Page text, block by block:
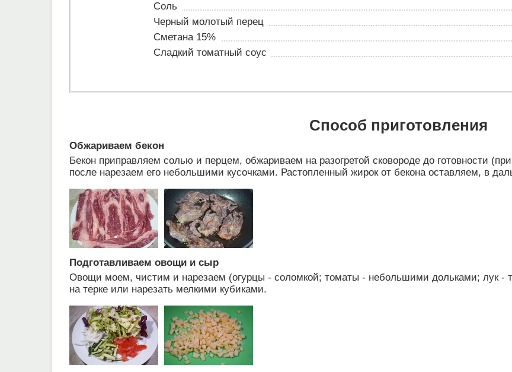
Соль
Черный молотый перец
Сметана 15%
Сладкий томатный соус
Способ приготовления
Обжариваем бекон
Бекон приправляем солью и перцем, обжариваем на разогретой сковороде до готовности
после нарезаем его небольшими кусочками. Растопленный жирок от бекона оставляем, в
Подготавливаем овощи и сыр
Овощи моем, чистим и нарезаем (огурцы - соломкой; томаты - небольшими дольками; лук -
на терке или нарезать мелкими кубиками.